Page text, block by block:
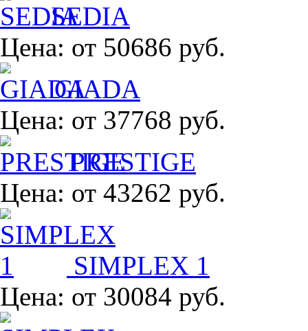
SEDIA
Цена: от 50686 руб.
GIADA
Цена: от 37768 руб.
PRESTIGE
Цена: от 43262 руб.
SIMPLEX 1
Цена: от 30084 руб.